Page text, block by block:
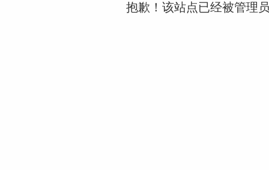
抱歉！该站点已经被管理